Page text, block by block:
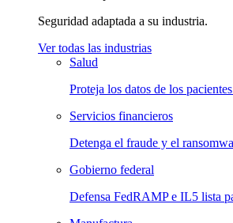
Seguridad adaptada a su industria.
Ver todas las industrias
Salud
Proteja los datos de los
Servicios financieros
Detenga el fraude y el
Gobierno federal
Defensa FedRAMP e IL5 lista